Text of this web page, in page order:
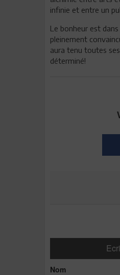
infinie et entre un
Le bonheur est
pleinement
aura tenu toutes
déterminé!
Nom